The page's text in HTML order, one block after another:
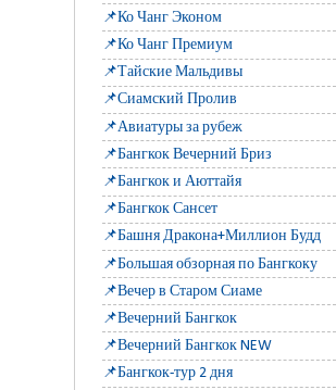
📌Ко Чанг Эконом
📌Ко Чанг Премиум
📌Тайские Мальдивы
📌Сиамский Пролив
📌Авиатуры за рубеж
📌Бангкок Вечерний Бриз
📌Бангкок и Аюттайя
📌Бангкок Сансет
📌Башня Дракона+Миллион Будд
📌Большая обзорная по Бангкоку
📌Вечер в Старом Сиаме
📌Вечерний Бангкок
📌Вечерний Бангкок NEW
📌Бангкок-тур 2 дня